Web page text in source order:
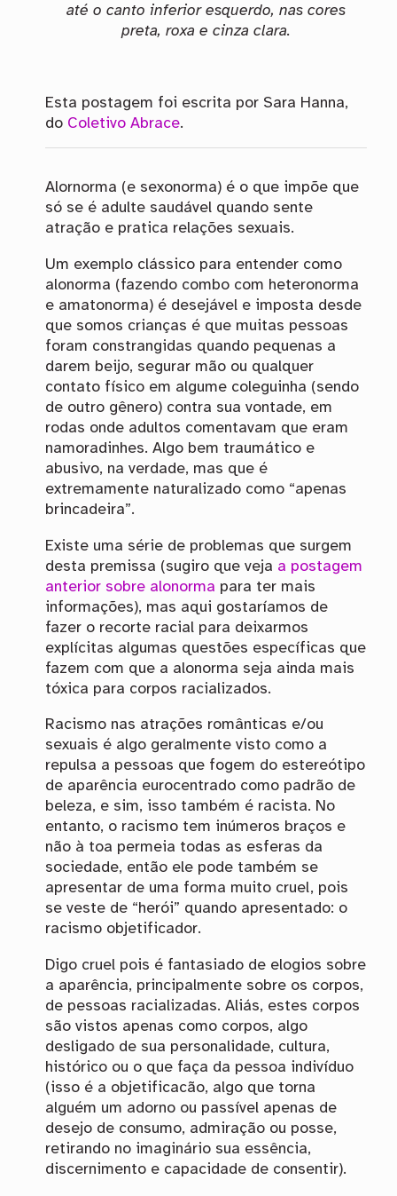
até o canto inferior esquerdo, nas cores
preta, roxa e cinza clara.
Esta postagem foi escrita por Sara Hanna,
do Coletivo Abrace.
Alornorma (e sexonorma) é o que impõe que
só se é adulte saudável quando sente
atração e pratica relações sexuais.
Um exemplo clássico para entender como
alonorma (fazendo combo com heteronorma
e amatonorma) é desejável e imposta desde
que somos crianças é que muitas pessoas
foram constrangidas quando pequenas a
darem beijo, segurar mão ou qualquer
contato físico em algume coleguinha (sendo
de outro gênero) contra sua vontade, em
rodas onde adultos comentavam que eram
namoradinhes. Algo bem traumático e
abusivo, na verdade, mas que é
extremamente naturalizado como “apenas
brincadeira”.
Existe uma série de problemas que surgem
desta premissa (sugiro que veja a postagem
anterior sobre alonorma para ter mais
informações), mas aqui gostaríamos de
fazer o recorte racial para deixarmos
explícitas algumas questões específicas que
fazem com que a alonorma seja ainda mais
tóxica para corpos racializados.
Racismo nas atrações românticas e/ou
sexuais é algo geralmente visto como a
repulsa a pessoas que fogem do estereótipo
de aparência eurocentrado como padrão de
beleza, e sim, isso também é racista. No
entanto, o racismo tem inúmeros braços e
não à toa permeia todas as esferas da
sociedade, então ele pode também se
apresentar de uma forma muito cruel, pois
se veste de “herói” quando apresentado: o
racismo objetificador.
Digo cruel pois é fantasiado de elogios sobre
a aparência, principalmente sobre os corpos,
de pessoas racializadas. Aliás, estes corpos
são vistos apenas como corpos, algo
desligado de sua personalidade, cultura,
histórico ou o que faça da pessoa indivíduo
(isso é a objetificacão, algo que torna
alguém um adorno ou passível apenas de
desejo de consumo, admiração ou posse,
retirando no imaginário sua essência,
discernimento e capacidade de consentir).